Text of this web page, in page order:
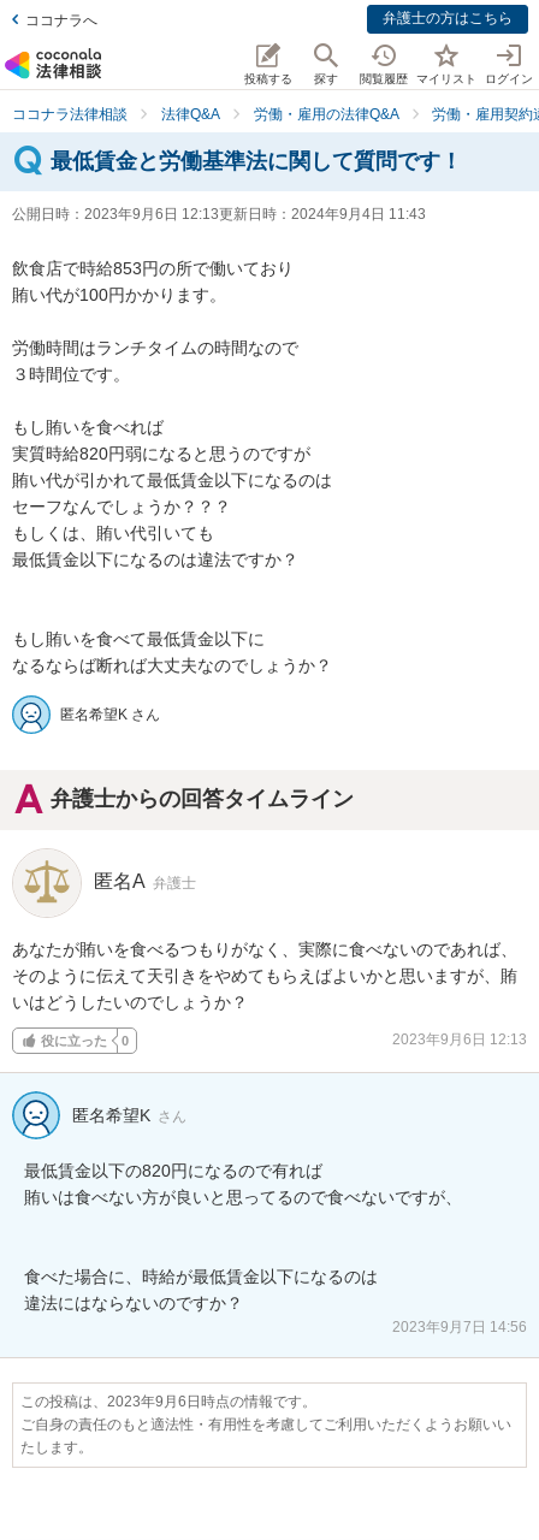
ココナラへ 弁護士の方はこちら
投稿する 探す 閲覧履歴 マイリスト ログイン
ココナラ法律相談 法律Q&A 労働・雇用の法律Q&A 労働・雇用契約
最低賃金と労働基準法に関して質問です！
公開日時： 2023年9月6日 12:13更新日時： 2024年9月4日 11:43
飲食店で時給853円の所で働いており
賄い代が100円かかります。
労働時間はランチタイムの時間なので
３時間位です。
もし賄いを食べれば
実質時給820円弱になると思うのですが
賄い代が引かれて最低賃金以下になるのは
セーフなんでしょうか？？？
もしくは、賄い代引いても
最低賃金以下になるのは違法ですか？
もし賄いを食べて最低賃金以下に
なるならば断れば大丈夫なのでしょうか？
匿名希望K さん
弁護士からの回答タイムライン
匿名A 弁護士
あなたが賄いを食べるつもりがなく、実際に食べないのであれば、
そのように伝えて天引きをやめてもらえばよいかと思いますが、賄
いはどうしたいのでしょうか？
役に立った 0 2023年9月6日 12:13
匿名希望K さん
最低賃金以下の820円になるので有れば
賄いは食べない方が良いと思ってるので食べないですが、
食べた場合に、時給が最低賃金以下になるのは
違法にはならないのですか？
2023年9月7日 14:56
この投稿は、2023年9月6日時点の情報です。
ご自身の責任のもと適法性・有用性を考慮してご利用いただくようお願いい
たします。